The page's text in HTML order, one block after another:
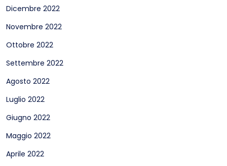
Dicembre 2022
Novembre 2022
Ottobre 2022
Settembre 2022
Agosto 2022
Luglio 2022
Giugno 2022
Maggio 2022
Aprile 2022